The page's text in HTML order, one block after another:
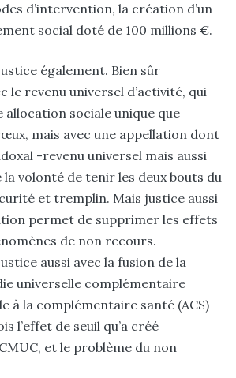
d’intervention, la création d’un
social doté de 100 millions €.
également. Bien sûr
le revenu universel d’activité, qui
allocation sociale unique que
mais avec une appellation dont
-revenu universel mais aussi
volonté de tenir les deux bouts du
et tremplin. Mais justice aussi
permet de supprimer les effets
de non recours.
aussi avec la fusion de la
universelle complémentaire
à la complémentaire santé (ACS)
l’effet de seuil qu’a créé
et le problème du non